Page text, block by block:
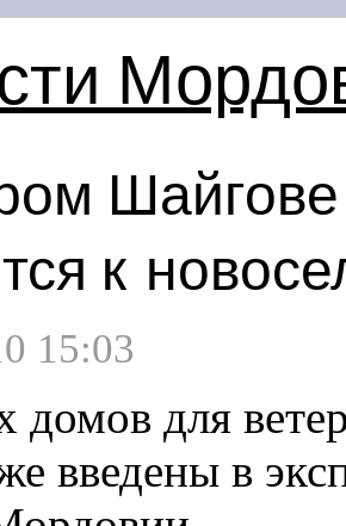
Шайгове
к
15:03
домов для
введены в